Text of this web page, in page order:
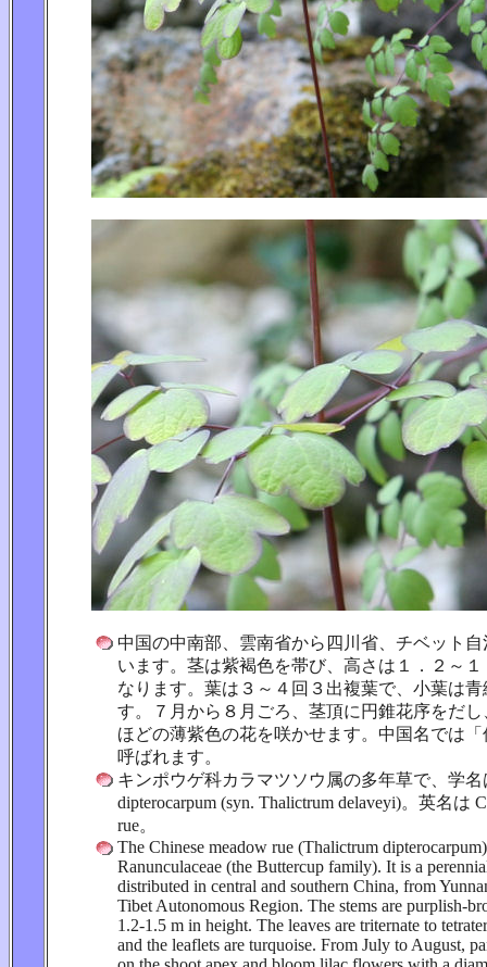
中国の中南部、雲南省から四川省、チベット
います。茎は紫褐色を帯び、高さは１．２～
なります。葉は３～４回３出複葉で、小葉は
す。７月から８月ごろ、茎頂に円錐花序をだ
ほどの薄紫色の花を咲かせます。中国名では
呼ばれます。
キンポウゲ科カラマツソウ属の多年草で、学名
dipterocarpum (syn. Thalictrum delaveyi)。英名は
rue。
The Chinese meadow rue (Thalictrum
Ranunculaceae (the Buttercup family). It is a
distributed in central and southern China, from
Tibet Autonomous Region. The stems are purplish-
1.2-1.5 m in height. The leaves are triternate to
and the leaflets are turquoise. From July to August,